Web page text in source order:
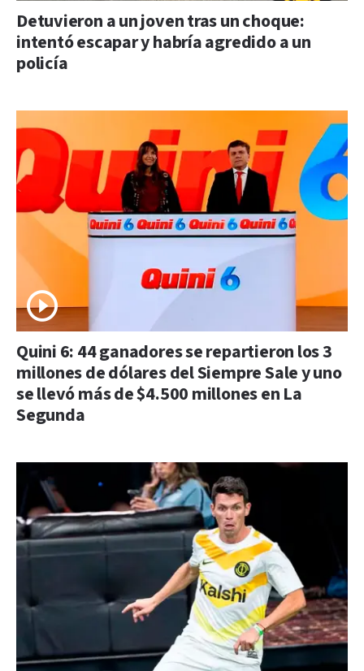
Detuvieron a un joven tras un choque:
intentó escapar y habría agredido a un
policía
Quini 6: 44 ganadores se repartieron los 3
millones de dólares del Siempre Sale y uno
se llevó más de $4.500 millones en La
Segunda